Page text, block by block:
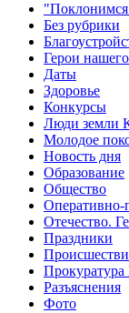
Без рубрики
Герои
Даты
Здоровье
Конкурсы
Люди земли
Молодое
Новость дня
Образование
Общество
Оперативно-
Отечество.
Праздники
Разъяснения
Фото